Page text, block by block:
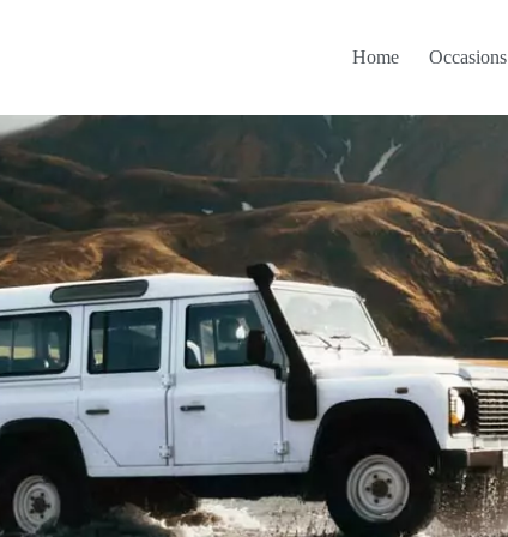
Home Occasions